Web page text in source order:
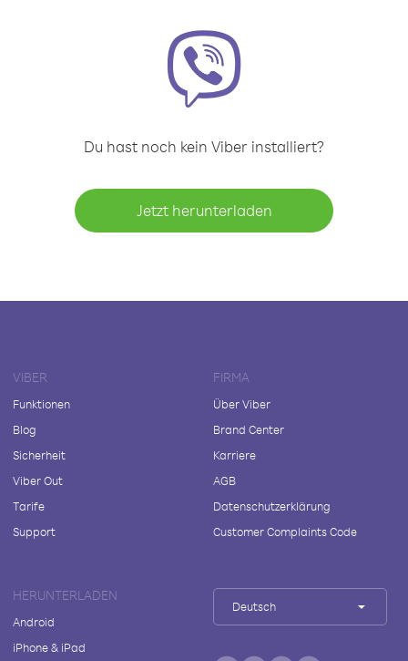
Du hast noch kein Viber installiert?
Jetzt herunterladen
VIBER
Funktionen
Blog
Sicherheit
Viber Out
Tarife
Support
FIRMA
Über Viber
Brand Center
Karriere
AGB
Datenschutzerklärung
Customer Complaints Code
HERUNTERLADEN
Android
iPhone & iPad
Deutsch